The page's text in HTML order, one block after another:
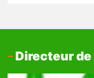
Directeur